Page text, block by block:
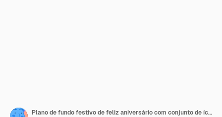
Plano de fundo festivo de feliz aniversário com conjunto de ícones de confete